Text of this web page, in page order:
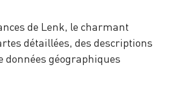
de Lenk, le charmant
détaillées, des descriptions
géographiques